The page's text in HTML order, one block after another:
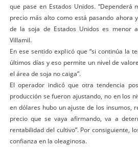
que pase en Estados Unidos. “Dependerá
precio más alto como está pasando ahora
de la soja de Estados Unidos es menor
Villamil.
En ese sentido explicó que “si continúa la
últimos días y eso permite un nivel de
el área de soja no caiga”.
El operador indicó que otra tendencia
producción se fueron ajustando, no en los
en dólares hubo un ajuste de los insumos,
precio que se vaya afirmando, va a
rentabilidad del cultivo”. Por consiguiente,
confianza en la oleaginosa.